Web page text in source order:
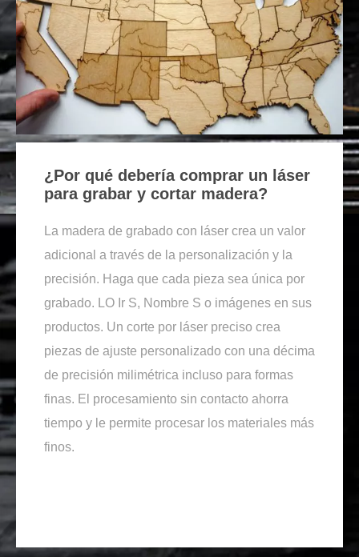
¿Por qué debería comprar un láser
para grabar y cortar madera?
La madera de grabado con láser crea un valor
adicional a través de la personalización y la
precisión. Haga que cada pieza sea única por
grabado. LO Ir S, Nombre S o imágenes en sus
productos. Un corte por láser preciso crea
piezas de ajuste personalizado con una décima
de precisión milimétrica incluso para formas
finas. El procesamiento sin contacto ahorra
tiempo y le permite procesar los materiales más
finos.